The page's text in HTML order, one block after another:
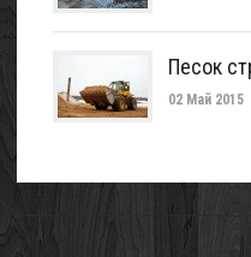
Песок
02 Май 2015